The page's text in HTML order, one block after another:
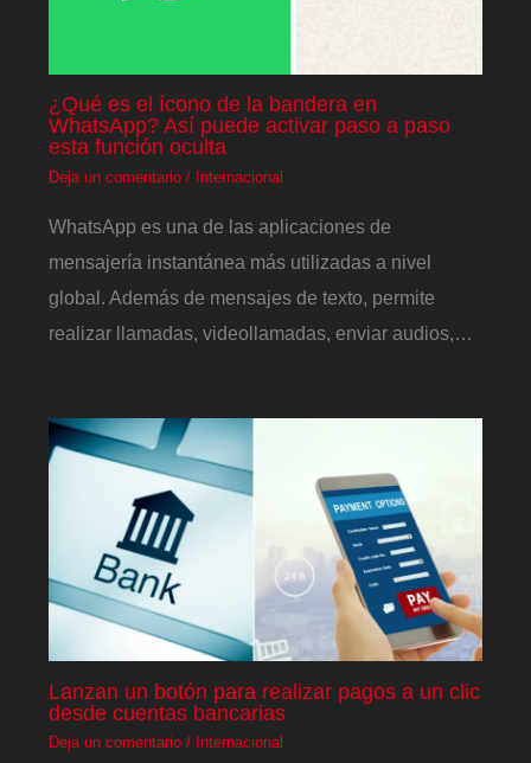
¿Qué es el ícono de la bandera en
WhatsApp? Así puede activar paso a paso
esta función oculta
Deja un comentario / Internacional
WhatsApp es una de las aplicaciones de
mensajería instantánea más utilizadas a nivel
global. Además de mensajes de texto, permite
realizar llamadas, videollamadas, enviar audios,…
Lanzan un botón para realizar pagos a un clic
desde cuentas bancarias
Deja un comentario / Internacional